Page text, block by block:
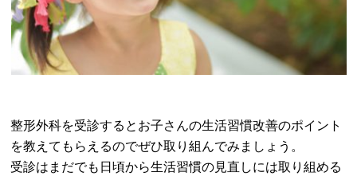
整形外科を受診するとお子さんの生活習慣改善のポイント
を教えてもらえるのでぜひ取り組んでみましょう。
受診はまだでも日頃から生活習慣の見直しには取り組める